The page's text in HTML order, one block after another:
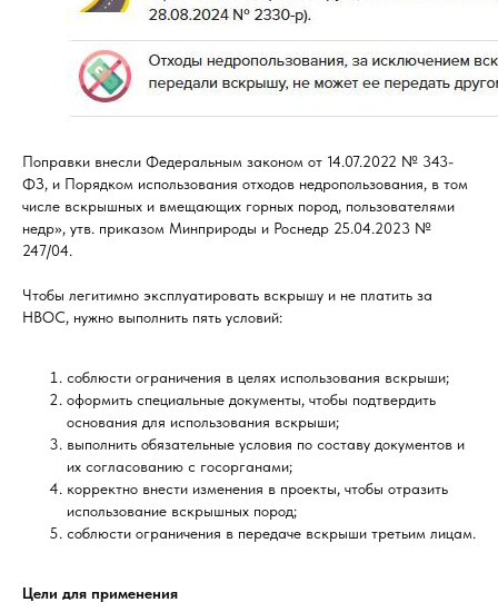
Поправки внесли Федеральным законом от 14.07.2022 № 343-
ФЗ, и Порядком использования отходов недропользования, в том
числе вскрышных и вмещающих горных пород, пользователями
недр», утв. приказом Минприроды и Роснедр 25.04.2023 №
247/04.
Чтобы легитимно эксплуатировать вскрышу и не платить за
НВОС, нужно выполнить пять условий:
соблюсти ограничения в целях использования вскрыши;
оформить специальные документы, чтобы подтвердить
основания для использования вскрыши;
выполнить обязательные условия по составу документов и
их согласованию с госорганами;
корректно внести изменения в проекты, чтобы отразить
использование вскрышных пород;
соблюсти ограничения в передаче вскрыши третьим лицам.
Цели для применения